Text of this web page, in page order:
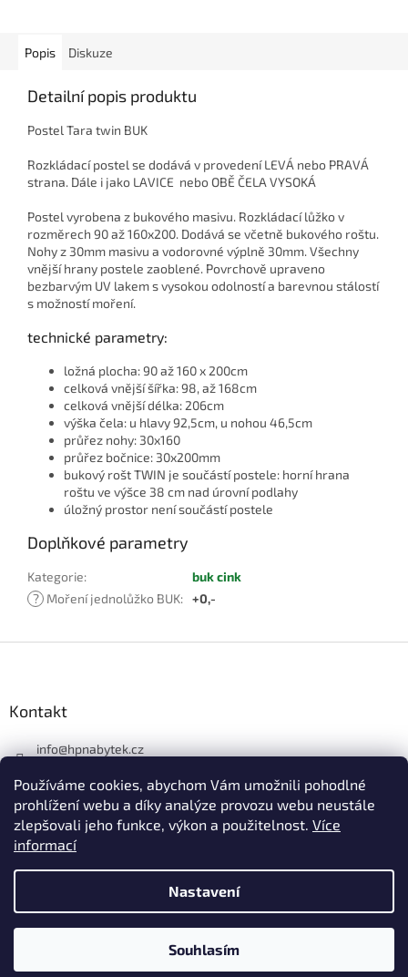
Používáme cookies, abychom Vám umožnili pohodlné
prohlížení webu a díky analýze provozu webu neustále
zlepšovali jeho funkce, výkon a použitelnost. Více
informací
Nastavení
Souhlasím
Popis Diskuze
Detailní popis produktu
Postel Tara twin BUK
Rozkládací postel se dodává v provedení LEVÁ nebo PRAVÁ
strana. Dále i jako LAVICE nebo OBĚ ČELA VYSOKÁ
Postel vyrobena z bukového masivu. Rozkládací lůžko v
rozměrech 90 až 160x200. Dodává se včetně bukového roštu.
Nohy z 30mm masivu a vodorovné výplně 30mm. Všechny
vnější hrany postele zaoblené. Povrchově upraveno
bezbarvým UV lakem s vysokou odolností a barevnou stálostí
s možností moření.
technické parametry:
ložná plocha: 90 až 160 x 200cm
celková vnější šířka: 98, až 168cm
celková vnější délka: 206cm
výška čela: u hlavy 92,5cm, u nohou 46,5cm
průřez nohy: 30x160
průřez bočnice: 30x200mm
bukový rošt TWIN je součástí postele: horní hrana
roštu ve výšce 38 cm nad úrovní podlahy
úložný prostor není součástí postele
Doplňkové parametry
Kategorie:
buk cink
? Moření jednolůžko BUK: +0,-
í
Kontakt
info@hpnabytek.cz
HP masiv nábytek
hpmasivnabytek
Vytvořil Shoptet
HP nábytek. Všechna práva vyhrazena.